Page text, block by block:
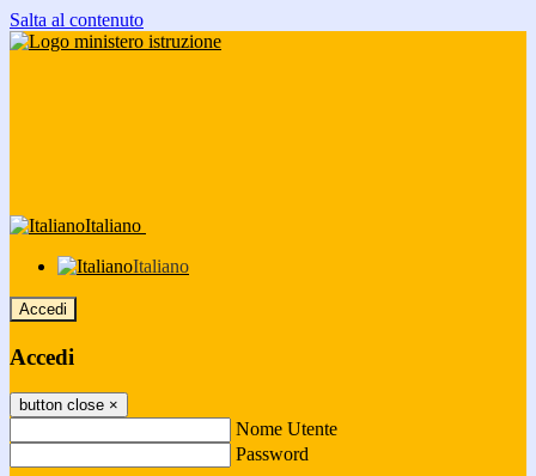
Salta al contenuto
Italiano
Italiano
Accedi
Accedi
button close ×
Nome Utente
Password